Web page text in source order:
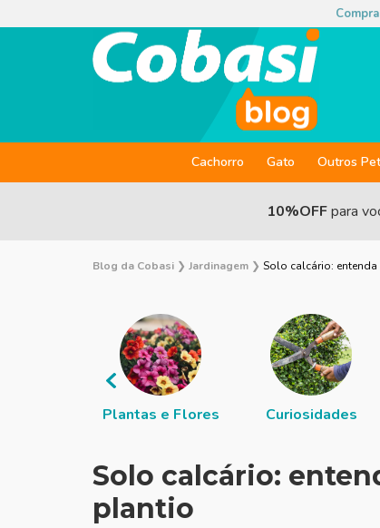
Cachorro Gato Outros
10%OFFpara
Blog da Cobasi ❯ Jardinagem ❯ Solo calcário:
Plantas e Flores Curiosidades
Solo calcário:
plantio